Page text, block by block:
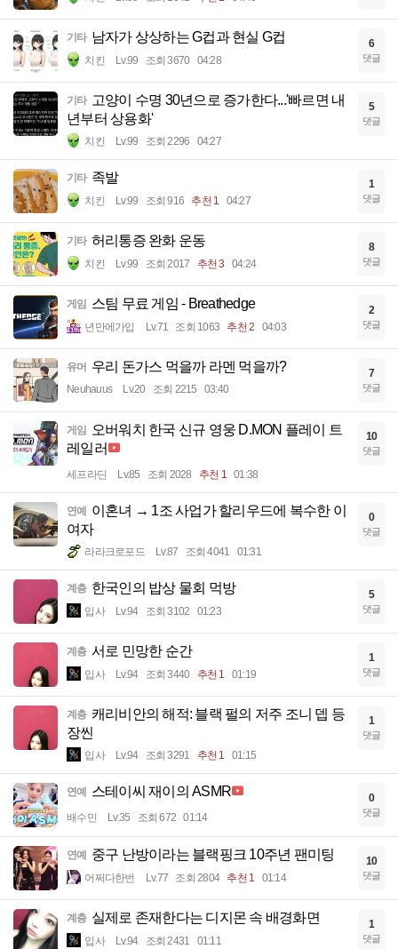
기타 남자가 상상하는 G컵과 현실 G컵
치킨 Lv.99 조회 3670 04:28
6
댓글
기타 고양이 수명 30년으로 증가한다...'빠르면 내
년부터 상용화'
치킨 Lv.99 조회 2296 04:27
5
댓글
기타 족발
치킨 Lv.99 조회 916 추천 1 04:27
1
댓글
기타 허리통증 완화 운동
치킨 Lv.99 조회 2017 추천 3 04:24
8
댓글
게임 스팀 무료 게임 - Breathedge
년만에가입 Lv.71 조회 1063 추천 2 04:03
2
댓글
유머 우리 돈가스 먹을까 라멘 먹을까?
Neuhauus Lv.20 조회 2215 03:40
7
댓글
게임
오버워치 한국 신규 영웅 D.MON 플레이 트
레일러
세프라딘 Lv.85 조회 2028 추천 1 01:38
10
댓글
연예
이혼녀 → 1조 사업가 할리우드에 복수한 이
여자
라라크로포드 Lv.87 조회 4041 01:31
0
댓글
계층 한국인의 밥상 물회 먹방
입사 Lv.94 조회 3102 01:23
5
댓글
계층 서로 민망한 순간
입사 Lv.94 조회 3440 추천 1 01:19
1
댓글
계층 캐리비안의 해적: 블랙 펄의 저주 조니 뎁 등
장씬
입사 Lv.94 조회 3291 추천 1 01:15
1
댓글
연예 스테이씨 재이의 ASMR
배수민 Lv.35 조회 672 01:14
0
댓글
연예 중구 난방이라는 블랙핑크 10주년 팬미팅
어쩌다한번 Lv.77 조회 2804 추천 1 01:14
10
댓글
계층 실제로 존재한다는 디지몬 속 배경화면
입사 Lv.94 조회 2431 01:11
1
댓글